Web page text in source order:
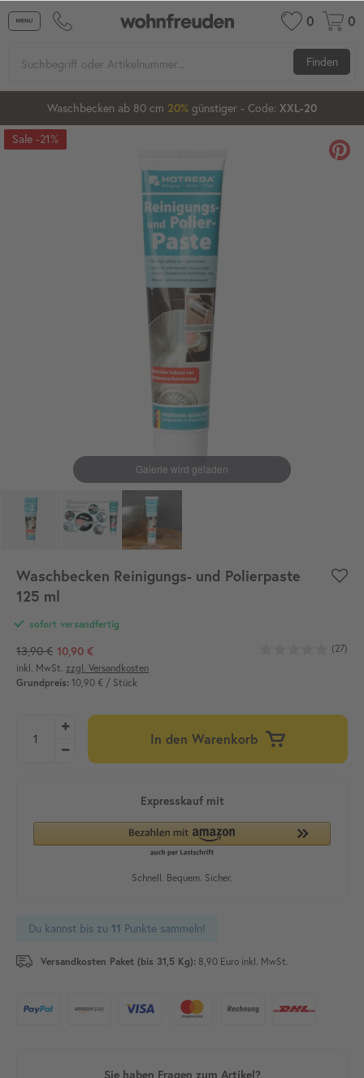
0 0
Finden
15%
Waschbecken ab 80 cm 20% günstiger - Code: XXL-20
-21%
Waschbecken Reinigungs- und Polierpaste
125 ml
sofort versandfertig
13,90 € 10,90 €
(27)
inkl. MwSt. zzgl. Versandkosten
Grundpreis: 10,90 € / Stück
In den Warenkorb
Du kannst bis zu 11 Punkte sammeln!
Versandkosten Paket (bis 31,5 Kg): 8,90 Euro inkl. MwSt.